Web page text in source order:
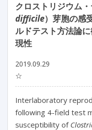
クロストリジウム
difficile）芽胞の感
ルドテスト方法論
現性
2019.09.29
☆
Interlaboratory
following 4-field test
susceptibility of